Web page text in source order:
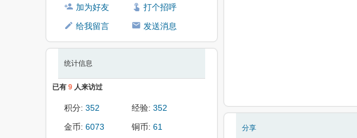
加为好友
打个招呼
给我留言
发送消息
统计信息
已有 9 人来访过
积分: 352 经验: 352
金币: 6073 铜币: 61
分享